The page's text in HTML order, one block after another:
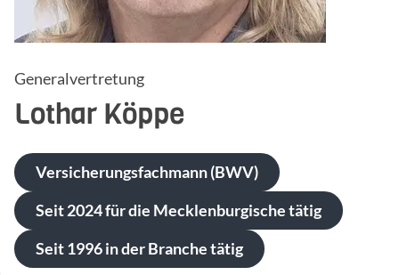
Generalvertretung
Lothar Köppe
Versicherungsfachmann (BWV)
Seit 2024 für die Mecklenburgische tätig
Seit 1996 in der Branche tätig